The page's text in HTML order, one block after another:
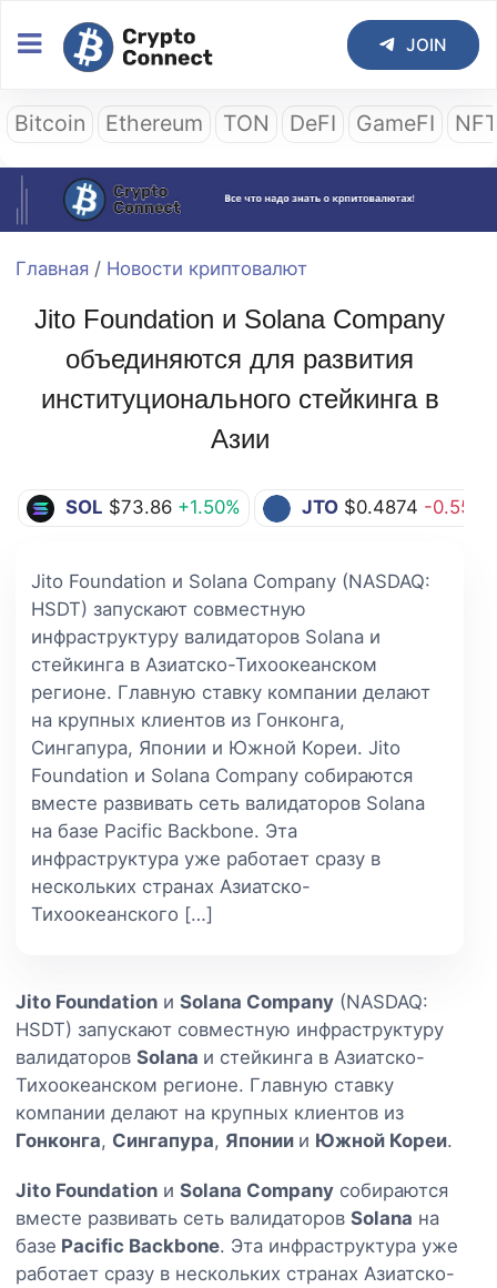
JOIN
Bitcoin Ethereum TON DeFI GameFI
Главная / Новости криптовалют
Jito Foundation и Solana Company
объединяются для развития
институционального стейкинга в
Азии
SOL $73.86 +1.50% JTO $0.4874 -0.55%
Jito Foundation и Solana Company (NASDAQ:
HSDT) запускают совместную
инфраструктуру валидаторов Solana и
стейкинга в Азиатско-Тихоокеанском
регионе. Главную ставку компании делают
на крупных клиентов из Гонконга,
Сингапура, Японии и Южной Кореи. Jito
Foundation и Solana Company собираются
вместе развивать сеть валидаторов Solana
на базе Pacific Backbone. Эта
инфраструктура уже работает сразу в
нескольких странах Азиатско-
Тихоокеанского […]
Jito Foundation и Solana Company (NASDAQ:
HSDT) запускают совместную инфраструктуру
валидаторов Solana и стейкинга в Азиатско-
Тихоокеанском регионе. Главную ставку
компании делают на крупных клиентов из
Гонконга, Сингапура, Японии и Южной Кореи.
Jito Foundation и Solana Company собираются
вместе развивать сеть валидаторов Solana на
базе Pacific Backbone. Эта инфраструктура уже
работает сразу в нескольких странах Азиатско-